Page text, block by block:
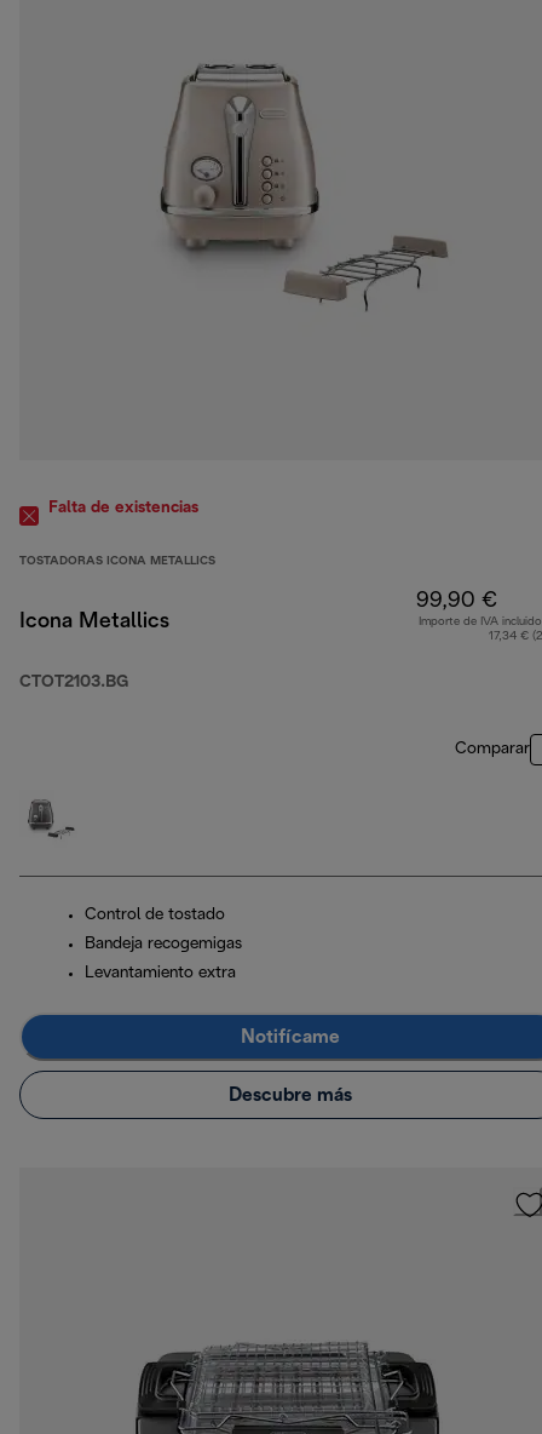
Falta de existencias
TOSTADORAS ICONA METALLICS
Icona Metallics
CTOT2103.BG
99,90 €
Importe de IVA
17,34 €
Comparar
Control de tostado
Bandeja recogemigas
Levantamiento extra
Notifícame
Descubre más